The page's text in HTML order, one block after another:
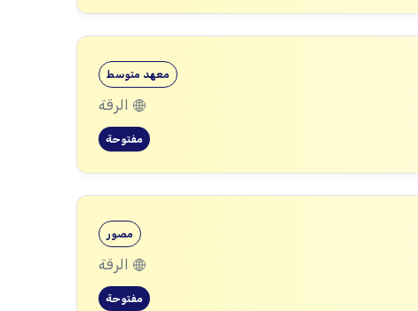
معهد متوسط
الرقة
مفتوحة
مصور
الرقة
مفتوحة